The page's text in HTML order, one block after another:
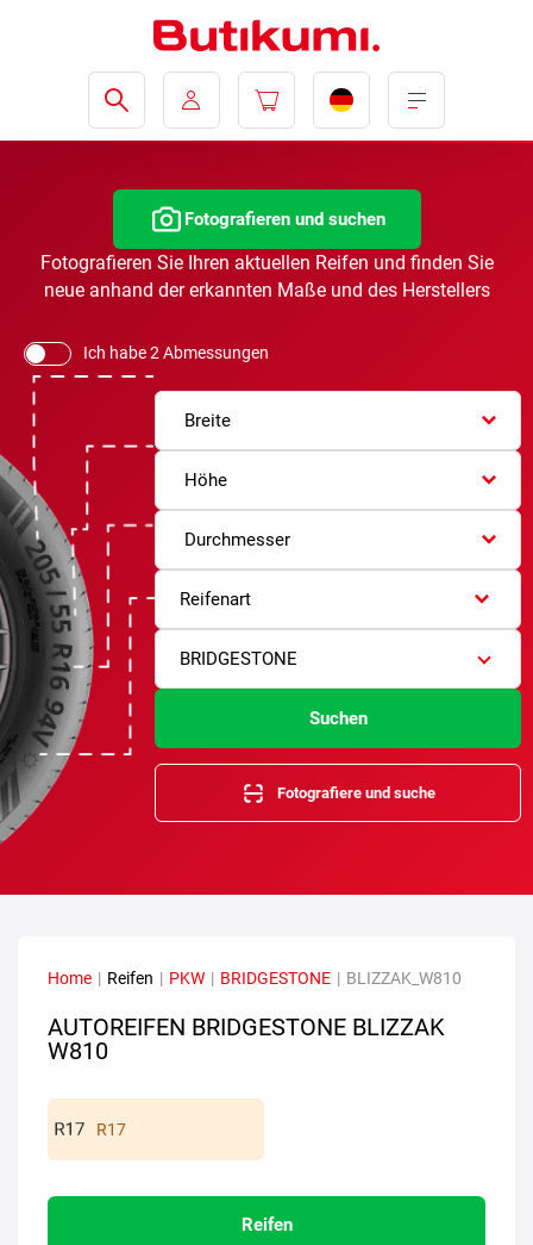
Fotografieren und suchen
Fotografieren Sie Ihren aktuellen Reifen und finden Sie
neue anhand der erkannten Maße und des Herstellers
Ich habe 2 Abmessungen
Breite
Höhe
Durchmesser
Reifenart
BRIDGESTONE
Suchen
Fotografiere und suche
Home | Reifen | PKW | BRIDGESTONE | BLIZZAK_W810
AUTOREIFEN BRIDGESTONE BLIZZAK
W810
R17
Reifen